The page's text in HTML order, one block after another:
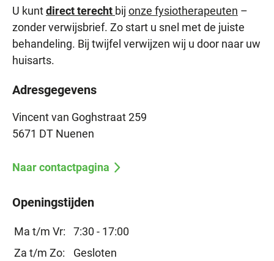
U kuntdirect terecht bij onze fysiotherapeuten –
zonder verwijsbrief. Zo start u snel met de juiste
behandeling. Bij twijfel verwijzen wij u door naar uw
huisarts.
Adresgegevens
Vincent van Goghstraat 259
5671 DT Nuenen
Naar contactpagina
Openingstijden
Ma t/m Vr:
7:30 - 17:00
Za t/m Zo:
Gesloten